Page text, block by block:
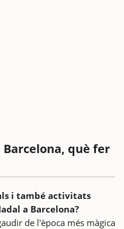
Barcelona, què fer
i també activitats
a Barcelona?
de l'època més màgica